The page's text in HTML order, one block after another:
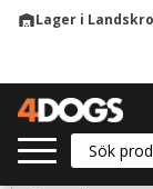
warehouseLager i